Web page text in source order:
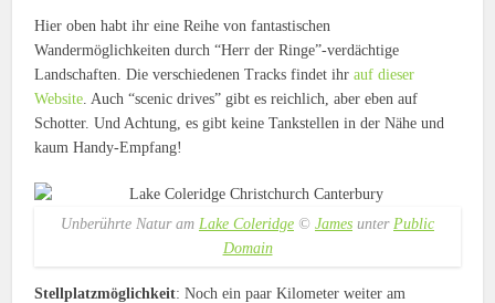
Hier oben habt ihr eine Reihe von fantastischen
Wandermöglichkeiten durch “Herr der Ringe”-verdächtige
Landschaften. Die verschiedenen Tracks findet ihrauf dieser
Website. Auch “scenic drives” gibt es reichlich, aber eben auf
Schotter. Und Achtung, es gibt keine Tankstellen in der Nähe und
kaum Handy-Empfang!
Unberührte Natur am Lake Coleridge © James unter Public
Domain
Stellplatzmöglichkeit: Noch ein paar Kilometer weiter am